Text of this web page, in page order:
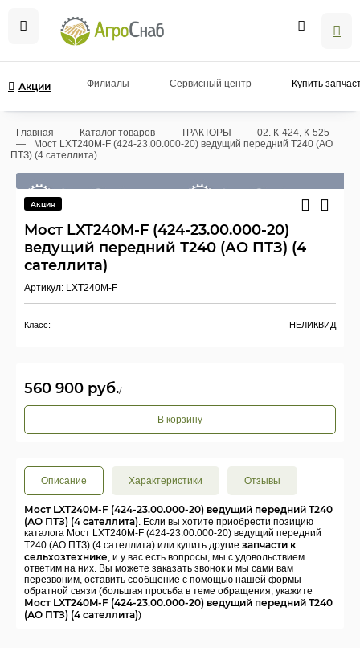
Акции Филиалы Сервисный центр Купить
Главная — Каталог товаров — ТРАКТОРЫ —
02. К-424, К-525
—
Мост LXT240M-F (424-23.00.000-20) ведущий передний Т240 (АО
ПТЗ) (4 сателлита)
Акция
Мост LXT240M-F (424-23.00.000-20)
ведущий передний Т240 (АО ПТЗ) (4
сателлита)
Артикул: LXT240M-F
Класс: НЕЛИКВИД
560 900 руб./
В корзину
Описание Характеристики Отзывы
Мост LXT240M-F (424-23.00.000-20) ведущий передний Т240
(АО ПТЗ) (4 сателлита). Если вы хотите приобрести позицию
каталога Мост LXT240M-F (424-23.00.000-20) ведущий передний
Т240 (АО ПТЗ) (4 сателлита) или купить другие запчасти к
сельхозтехнике, и у вас есть вопросы, мы с удовольствием
ответим на них. Вы можете заказать звонок и мы сами вам
перезвоним, оставить сообщение с помощью нашей формы
обратной связи (большая просьба в теме обращения, укажите
Мост LXT240M-F (424-23.00.000-20) ведущий передний Т240
(АО ПТЗ) (4 сателлита))